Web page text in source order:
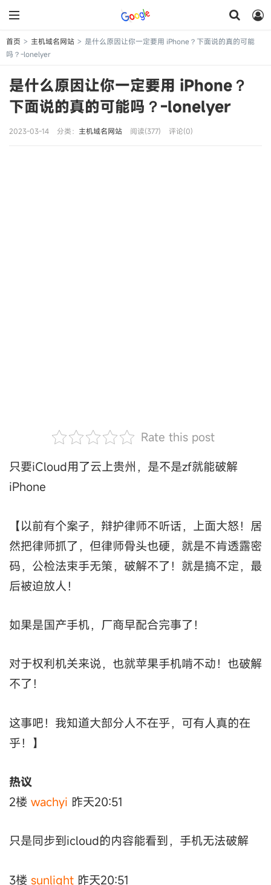
首页 > 主机域名网站 > 是什么原因让你一定要用 iPhone？下面说的真的可能
吗？-lonelyer
是什么原因让你一定要用 iPhone？
下面说的真的可能吗？-lonelyer
2023-03-14 分类： 主机域名网站 阅读(377) 评论(0)
Rate this post
只要iCloud用了云上贵州，是不是zf就能破解
iPhone
【以前有个案子，辩护律师不听话，上面大怒！居
然把律师抓了，但律师骨头也硬，就是不肯透露密
码，公检法束手无策，破解不了！就是搞不定，最
后被迫放人！
如果是国产手机，厂商早配合完事了！
对于权利机关来说，也就苹果手机啃不动！也破解
不了！
这事吧！我知道大部分人不在乎，可有人真的在
乎！】
热议
2楼 wachyi 昨天20:51
只是同步到icloud的内容能看到，手机无法破解
3楼 sunlight 昨天20:51